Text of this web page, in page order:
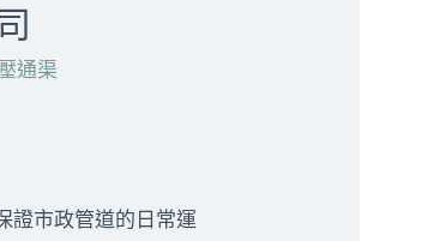
通渠
證市政管道的日常運